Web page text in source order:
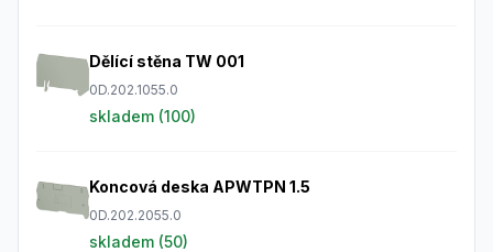
Dělící stěna TW 001
0D.202.1055.0
skladem (100)
Koncová deska APWTPN 1.5
0D.202.2055.0
skladem (50)